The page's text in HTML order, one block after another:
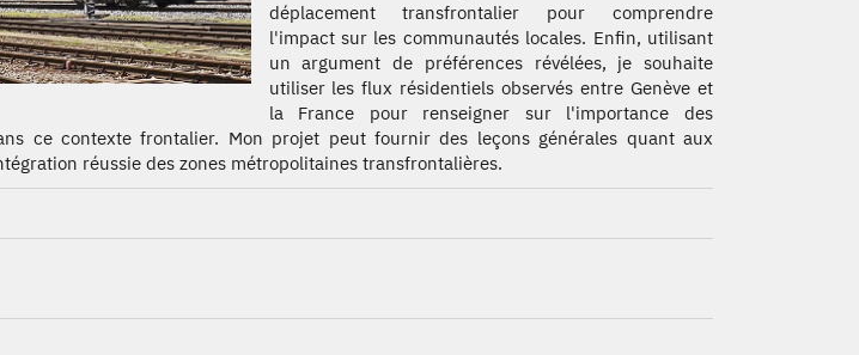
déplacement transfrontalier pour comprendre
l'impact sur les communautés locales. Enfin, utilisant
un argument de préférences révélées, je souhaite
utiliser les flux résidentiels observés entre Genève et
la France pour renseigner sur l'importance des
ce contexte frontalier. Mon projet peut fournir des leçons générales quant aux
réussie des zones métropolitaines transfrontalières.